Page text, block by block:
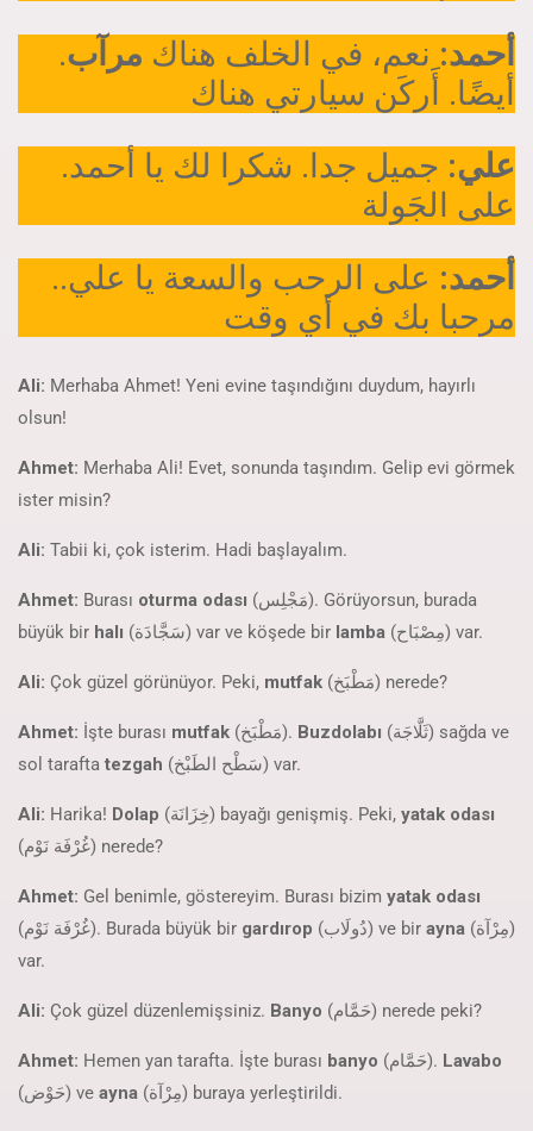
.
أحمد: نعم، في الخلف هناك مرآب
أيضًا. أَركَن سيارتي هناك
.
علي: جميل جدا. شكرا لك يا أحمد
على الجَولة
.
أحمد: على الرحب والسعة يا علي.
مرحبا بك في أي وقت
Ali: Merhaba Ahmet! Yeni evine taşındığını duydum, hayırlı
olsun!
Ahmet: Merhaba Ali! Evet, sonunda taşındım. Gelip evi görmek
ister misin?
Ali: Tabii ki, çok isterim. Hadi başlayalım.
Ahmet: Burası oturma odası (مَجْلِس). Görüyorsun, burada
büyük bir halı (سَجَّادَة) var ve köşede bir lamba (مِصْبَاح) var.
Ali: Çok güzel görünüyor. Peki, mutfak (مَطْبَخ) nerede?
Ahmet: İşte burası mutfak (مَطْبَخ). Buzdolabı (ثَلَّاجَة) sağda ve
sol tarafta tezgah (سَطْح الطَبْخ) var.
Ali: Harika! Dolap (خِزَانَة) bayağı genişmiş. Peki, yatak odası
(غُرْفَة نَوْم) nerede?
Ahmet: Gel benimle, göstereyim. Burası bizim yatak odası
(غُرْفَة نَوْم). Burada büyük bir gardırop (دُولَاب) ve bir ayna (مِرْآة)
var.
Ali: Çok güzel düzenlemişsiniz. Banyo (حَمَّام) nerede peki?
Ahmet: Hemen yan tarafta. İşte burası banyo (حَمَّام). Lavabo
(حَوْض) ve ayna (مِرْآة) buraya yerleştirildi.